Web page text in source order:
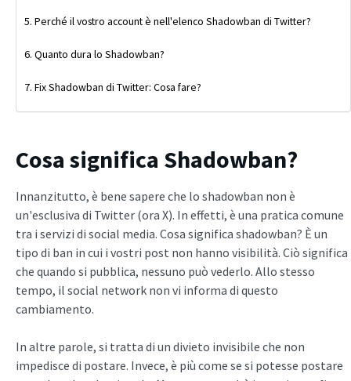
Perché il vostro account è nell'elenco Shadowban di Twitter?
Quanto dura lo Shadowban?
Fix Shadowban di Twitter: Cosa fare?
Cosa significa Shadowban?
Innanzitutto, è bene sapere che lo shadowban non è
un'esclusiva di Twitter (ora X). In effetti, è una pratica comune
tra i servizi di social media. Cosa significa shadowban? È un
tipo di ban in cui i vostri post non hanno visibilità. Ciò significa
che quando si pubblica, nessuno può vederlo. Allo stesso
tempo, il social network non vi informa di questo
cambiamento.
In altre parole, si tratta di un divieto invisibile che non
impedisce di postare. Invece, è più come se si potesse postare